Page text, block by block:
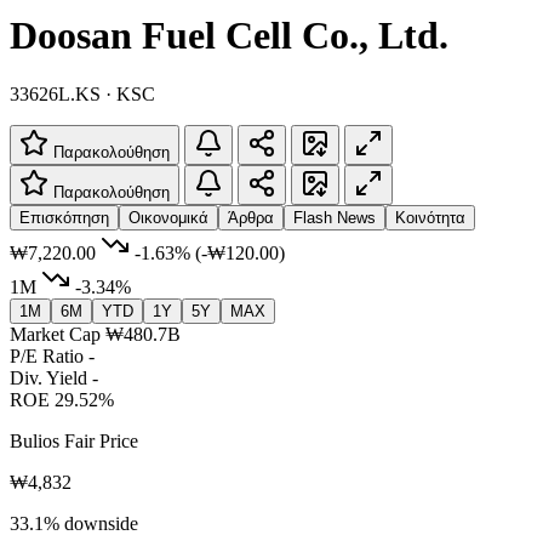
Doosan Fuel Cell Co., Ltd.
33626L.KS · KSC
Παρακολούθηση
Παρακολούθηση
Επισκόπηση
Οικονομικά Άρθρα Flash News Κοινότητα
₩7,220.00 -1.63% (-₩120.00)
1M
-3.34%
1M 6M YTD 1Y 5Y MAX
Market Cap ₩480.7B
P/E Ratio -
Div. Yield -
ROE 29.52%
Bulios Fair Price
₩4,832
33.1% downside